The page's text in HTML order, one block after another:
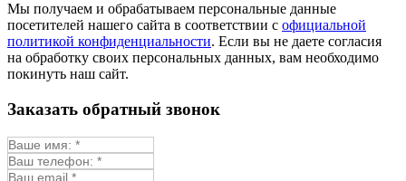
Мы получаем и обрабатываем персональные данные
посетителей нашего сайта в соответствии с официальной
политикой конфиденциальности. Если вы не даете согласия
на обработку своих персональных данных, вам необходимо
покинуть наш сайт.
Заказать обратный звонок